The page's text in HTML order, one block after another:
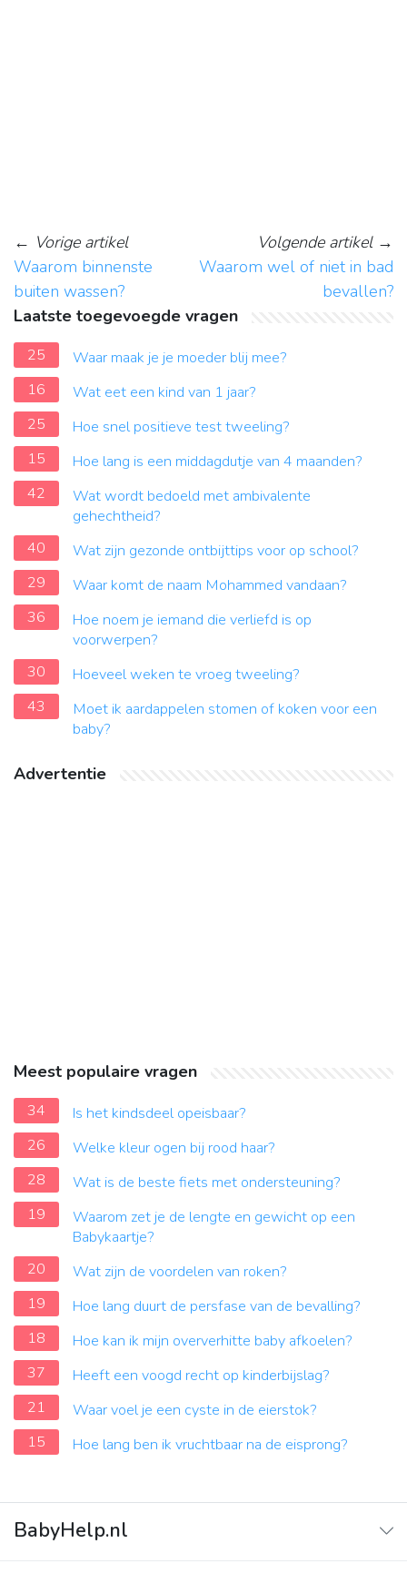
← Vorige artikel
Waarom binnenste
buiten wassen?
Volgende artikel→
Waarom wel of niet in bad
bevallen?
Laatste toegevoegde vragen
25
Waar maak je je moeder blij mee?
16
Wat eet een kind van 1 jaar?
25
Hoe snel positieve test tweeling?
15
Hoe lang is een middagdutje van 4 maanden?
42
Wat wordt bedoeld met ambivalente
gehechtheid?
40
Wat zijn gezonde ontbijttips voor op school?
29
Waar komt de naam Mohammed vandaan?
36
Hoe noem je iemand die verliefd is op
voorwerpen?
30
Hoeveel weken te vroeg tweeling?
43
Moet ik aardappelen stomen of koken voor een
baby?
Advertentie
Meest populaire vragen
34
Is het kindsdeel opeisbaar?
26
Welke kleur ogen bij rood haar?
28
Wat is de beste fiets met ondersteuning?
19
Waarom zet je de lengte en gewicht op een
Babykaartje?
20
Wat zijn de voordelen van roken?
19
Hoe lang duurt de persfase van de bevalling?
18
Hoe kan ik mijn oververhitte baby afkoelen?
37
Heeft een voogd recht op kinderbijslag?
21
Waar voel je een cyste in de eierstok?
15
Hoe lang ben ik vruchtbaar na de eisprong?
BabyHelp.nl